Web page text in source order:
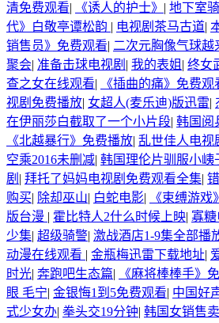
清免费观看| 《诱人的护士》 | 地下室
代》白敬亭谭松韵 | 电视剧茶马古道|
销售员》免费观看| 二次元胸像气球越
聚会| 准备击球电视剧 | 我的表姐 | 终女
查之女在线观看| 《插曲的痛》免费观
视剧免费播放| 女超人(麦乐迪)版迅雷|
在伊丽莎白截取了一个小片段| 韩国阅
《北越暴行》免费播放| 乱世佳人电视
空乘2016未删减| 韩国理伦片驯服小峓
剧 | 拜托了妈妈电视剧免费观看全集|
购买| 除却巫山| 白蛇电影|
《束缚游
版台漫 | 霍比特人2什么时候上映| 寡
少集| 超级骑警| 激战酒店1-9集全部播
动漫在线观看 | 金瓶梅迅雷下载地址|
时光| 奔跑吧生态篇| 《麻将棒棒手》
眼 毛宁| 金银悔1到5免费观看| 中国好
式少女办| 拳头交19分钟| 韩国女销售